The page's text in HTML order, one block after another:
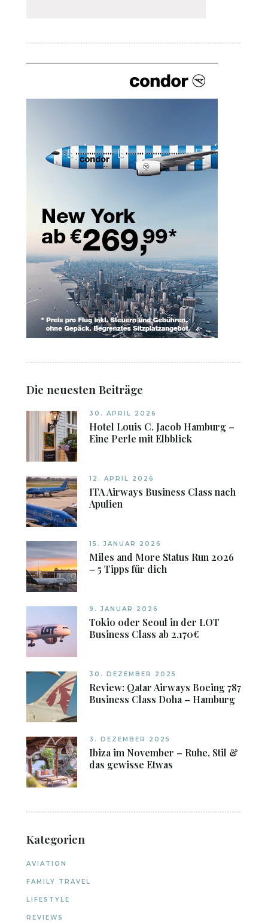
Die neuesten Beiträge
30. APRIL 2026
Hotel Louis C. Jacob Hamburg –
Eine Perle mit Elbblick
12. APRIL 2026
ITA Airways Business Class nach
Apulien
15. JANUAR 2026
Miles and More Status Run 2026
– 5 Tipps für dich
9. JANUAR 2026
Tokio oder Seoul in der LOT
Business Class ab 2.170€
30. DEZEMBER 2025
Review: Qatar Airways Boeing 787
Business Class Doha – Hamburg
3. DEZEMBER 2025
Ibiza im November – Ruhe, Stil &
das gewisse Etwas
Kategorien
AVIATION
FAMILY TRAVEL
LIFESTYLE
REVIEWS